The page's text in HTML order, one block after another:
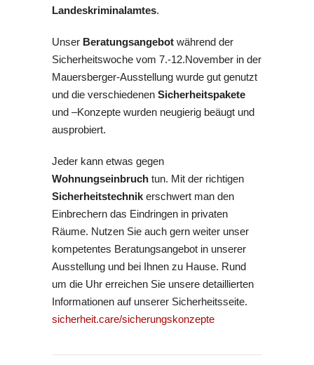
Landeskriminalamtes.
Unser Beratungsangebot während der
Sicherheitswoche vom 7.-12.November in der
Mauersberger-Ausstellung wurde gut genutzt
und die verschiedenen Sicherheitspakete
und –Konzepte wurden neugierig beäugt und
ausprobiert.
Jeder kann etwas gegen
Wohnungseinbruch tun. Mit der richtigen
Sicherheitstechnik erschwert man den
Einbrechern das Eindringen in privaten
Räume. Nutzen Sie auch gern weiter unser
kompetentes Beratungsangebot in unserer
Ausstellung und bei Ihnen zu Hause. Rund
um die Uhr erreichen Sie unsere detaillierten
Informationen auf unserer Sicherheitsseite.
sicherheit.care/sicherungskonzepte